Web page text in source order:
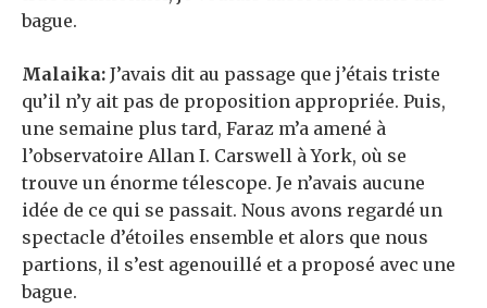
bague.
Malaika: J’avais dit au passage que j’étais triste
qu’il n’y ait pas de proposition appropriée. Puis,
une semaine plus tard, Faraz m’a amené à
l’observatoire Allan I. Carswell à York, où se
trouve un énorme télescope. Je n’avais aucune
idée de ce qui se passait. Nous avons regardé un
spectacle d’étoiles ensemble et alors que nous
partions, il s’est agenouillé et a proposé avec une
bague.